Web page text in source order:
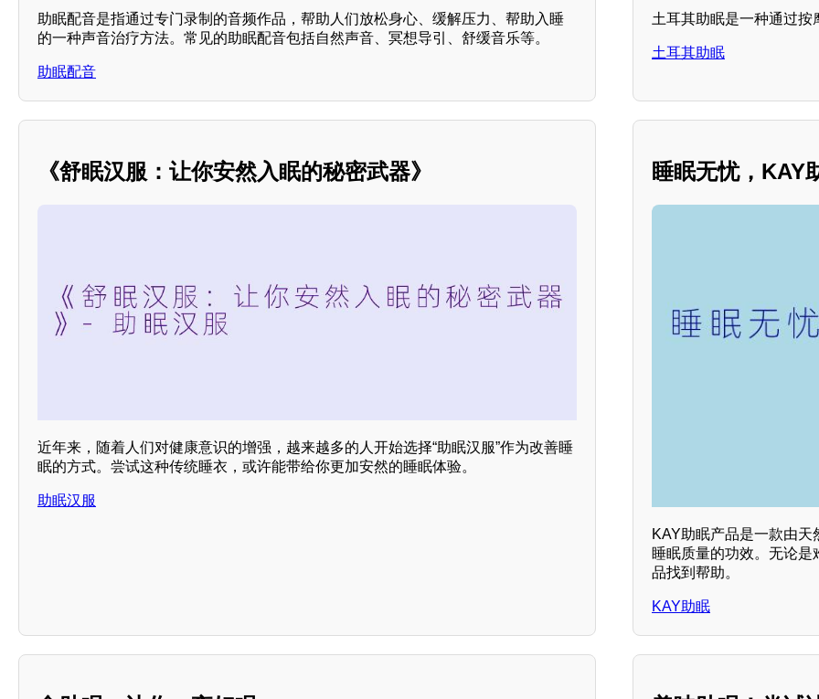
助眠配音是指通过专门录制的音频作品，帮助人们放松身心、缓解压力、帮助入睡
的一种声音治疗方法。常见的助眠配音包括自然声音、冥想导引、舒缓音乐等。
助眠配音
土耳其助眠是一种通过
土耳其助眠
《舒眠汉服：让你安然入眠的秘密武器》
近年来，随着人们对健康意识的增强，越来越多的人开始选择“助眠汉服”作为改善睡
眠的方式。尝试这种传统睡衣，或许能带给你更加安然的睡眠体验。
助眠汉服
睡眠无忧，KAY
KAY助眠产品是一款由
睡眠质量的功效。无论
品找到帮助。
KAY助眠